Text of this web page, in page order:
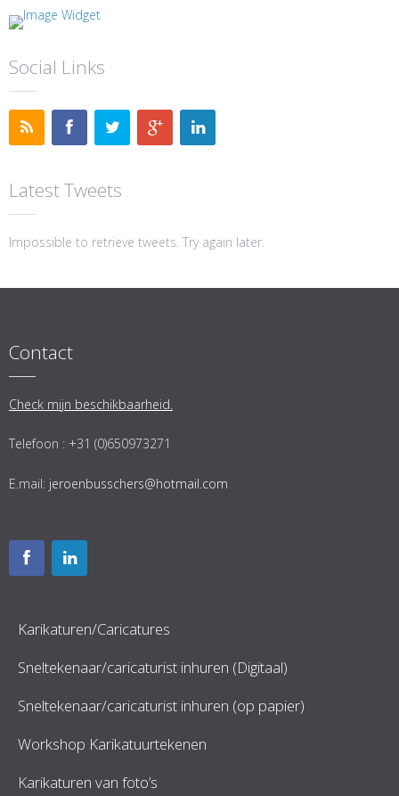
Social Links
Latest Tweets
Impossible to retrieve tweets. Try again later.
Contact
Check mijn beschikbaarheid.
Telefoon : +31 (0)650973271
E.mail: jeroenbusschers@hotmail.com
Karikaturen/Caricatures
Sneltekenaar/caricaturist inhuren (Digitaal)
Sneltekenaar/caricaturist inhuren (op papier)
Workshop Karikatuurtekenen
Karikaturen van foto’s